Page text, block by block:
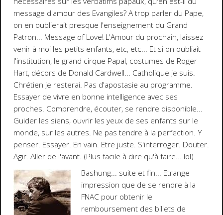
message d'amour des Evangiles? A trop parler du Pape,
on en oublierait presque l'enseignement du Grand
Patron... Message of Love! L'Amour du prochain, laissez
venir à moi les petits enfants, etc, etc... Et si on oubliait
l'institution, le grand cirque Papal, costumes de Roger
Hart, décors de Donald Cardwell... Catholique je suis.
Chrétien je resterai. Pas d'apostasie au programme.
Essayer de vivre en bonne intelligence avec ses
proches. Comprendre, écouter, se rendre disponible...
Guider les siens, ouvrir les yeux de ses enfants sur le
monde, sur les autres. Ne pas tendre à la perfection. Y
penser. Essayer. En vain. Etre juste. S'interroger. Douter.
Agir. Aller de l'avant. (Plus facile à dire qu'à faire... lol)
Bashung... suite et fin... Etrange
impression que de se rendre à la
FNAC pour obtenir le
remboursement des billets de